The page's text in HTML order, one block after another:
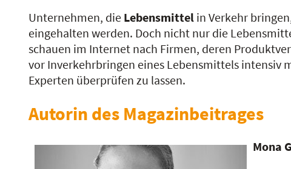
Unternehmen, die Lebensmittel in Verkehr
eingehalten werden. Doch nicht nur die
schauen im Internet nach Firmen, deren
vor Inverkehrbringen eines Lebensmittels intensiv
Experten überprüfen zu lassen.
Autorin des Magazinbeitrages
Mona